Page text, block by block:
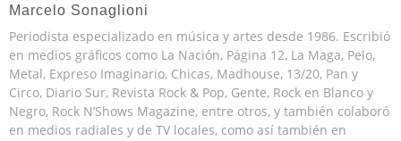
Marcelo Sonaglioni
Periodista especializado en música y artes desde 1986. Escribió
en medios gráficos como La Nación, Página 12, La Maga, Pelo,
Metal, Expreso Imaginario, Chicas, Madhouse, 13/20, Pan y
Circo, Diario Sur, Revista Rock & Pop, Gente, Rock en Blanco y
Negro, Rock N’Shows Magazine, entre otros, y también colaboró
en medios radiales y de TV locales, como así también en